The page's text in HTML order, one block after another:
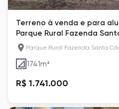
Terreno à venda e para
Parque Rural Fazenda
Parque Rural Fazenda Santa
1741m²
R$ 1.741.000